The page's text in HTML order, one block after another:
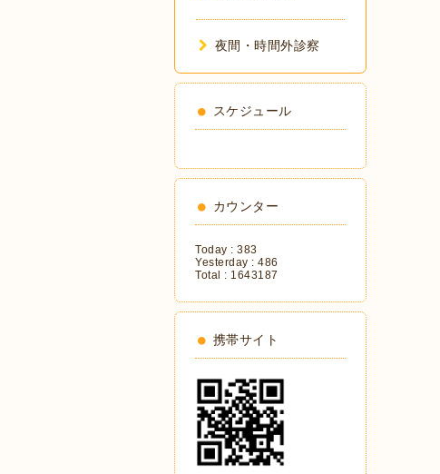
夜間・時間外診察
スケジュール
カウンター
Today : 383
Yesterday : 486
Total : 1643187
携帯サイト